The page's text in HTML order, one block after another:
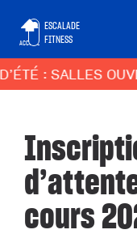
ACCUEIL
ESCALADE
FITNESS
: SALLES
cours